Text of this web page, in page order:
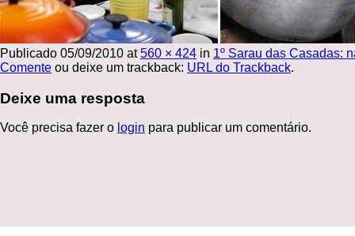
Publicado 05/09/2010 at560 × 424 in 1º Sarau das Casadas:
Comente ou deixe um trackback: URL do Trackback.
Deixe uma resposta
Você precisa fazer o login para publicar um comentário.